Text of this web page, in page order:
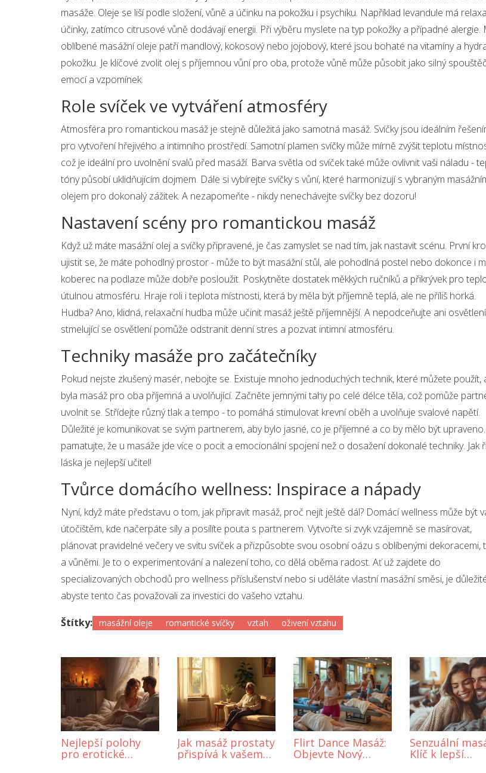
masáže. Oleje se liší podle složení, vůně a účinku na pokožku i psychiku. Například levandule má
účinky, zatímco citrusové vůně dodávají energii. Při výběru myslete na typ pokožky a případné alergie.
oblíbené masážní oleje patří mandlový, kokosový nebo jojobový, které jsou bohaté na vitamíny a
pokožku. Je klíčové zvolit olej s příjemnou vůní pro oba, protože vůně může působit jako silný spouštěč
emocí a vzpomínek.
Role svíček ve vytváření atmosféry
Atmosféra pro romantickou masáž je stejně důležitá jako samotná masáž. Svíčky jsou ideálním
pro vytvoření hřejivého a intimního prostředí. Samotní plamen svíčky může mírně zvýšit teplotu
což je ideální pro uvolnění svalů před masáží. Barva světla od svíček také může ovlivnit vaši náladu -
tóny působí uklidňujícím dojmem. Dále si vybírejte svíčky s vůní, které harmonizují s vybraným
olejem pro dokonalý zážitek. A nezapomeňte - nikdy nenechávejte svíčky bez dozoru!
Nastavení scény pro romantickou masáž
Když už máte masážní olej a svíčky připravené, je čas zamyslet se nad tím, jak nastavit scénu. První
ujistit se, že máte pohodlný prostor - může to být masážní stůl, ale pohodlná postel nebo dokonce i
koberec na podlaze může dobře posloužit. Poskytněte dostatek měkkých ručníků a přikrývek pro
útulnou atmosféru. Hraje roli i teplota místnosti, která by měla být příjemně teplá, ale ne příliš horká.
Hudba? Ano, klidná, relaxační hudba může učinit masáž ještě příjemnější. A nepodceňujte ani
stmelující se osvětlení pomůže odstranit denní stres a pozvat intimní atmosféru.
Techniky masáže pro začátečníky
Pokud nejste zkušený masér, nebojte se. Existuje mnoho jednoduchých technik, které můžete použít,
byla masáž pro oba příjemná a uvolňující. Začněte jemnými tahy po celé délce těla, což pomůže
uvolnit se. Střídejte různý tlak a tempo - to pomáhá stimulovat krevní oběh a uvolňuje svalové napětí.
Důležité je komunikovat se svým partnerem, aby bylo jasné, co je příjemné a co by mělo být
pamatujte, že u masáže jde více o pocit a emocionální spojení než o dosažení dokonalé techniky. Jak
láska je nejlepší učitel!
Tvůrce domácího wellness: Inspirace a nápady
Nyní, když máte představu o tom, jak připravit masáž, proč nejít ještě dál? Domácí wellness může být
útočištěm, kde načerpáte síly a posílíte pouta s partnerem. Vytvořte si zvyk vzájemně se masírovat,
plánovat pravidelné večery ve svitu svíček a přizpůsobte svou osobní oázu s oblíbenými dekoracemi,
a vůněmi. Je to o experimentování a nalezení toho, co dělá oběma radost. Ať už zajdete do
specializovaných obchodů pro wellness příslušenství nebo si uděláte vlastní masážní směsi, je
abyste tento čas považovali za investici do vašeho vztahu.
Štítky: masážní oleje romantické svíčky vztah oživení vztahu
Nejlepší polohy
pro erotické
Jak masáž prostaty
přispívá k vašemu
Flirt Dance Masáž:
Objevte Nový
Senzuální
Klíč k lepší